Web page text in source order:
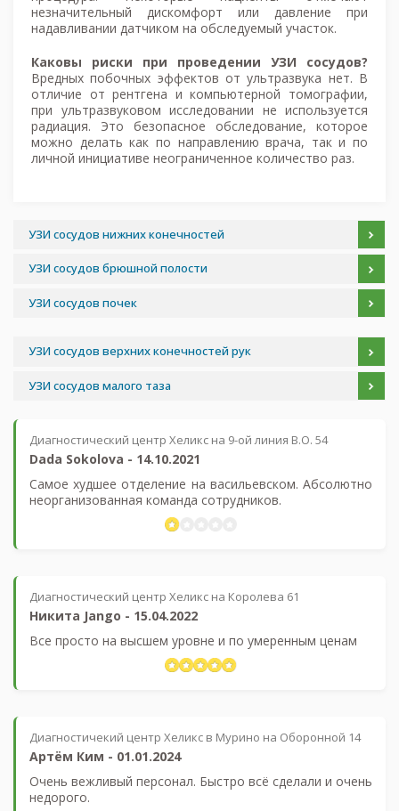
незначительный дискомфорт или давление при
надавливании датчиком на обследуемый участок.
Каковы риски при проведении УЗИ сосудов?
Вредных побочных эффектов от ультразвука нет. В
отличие от рентгена и компьютерной томографии,
при ультразвуковом исследовании не используется
радиация. Это безопасное обследование, которое
можно делать как по направлению врача, так и по
личной инициативе неограниченное количество раз.
УЗИ сосудов нижних конечностей
УЗИ сосудов брюшной полости
УЗИ сосудов почек
УЗИ сосудов верхних конечностей рук
УЗИ сосудов малого таза
Диагностический центр Хеликс на 9-ой линия В.О. 54
Dada Sokolova - 14.10.2021
Самое худшее отделение на васильевском. Абсолютно
неорганизованная команда сотрудников.
Диагностический центр Хеликс на Королева 61
Никита Jango - 15.04.2022
Все просто на высшем уровне и по умеренным ценам
Диагностичекий центр Хеликс в Мурино на Оборонной 14
Артём Ким - 01.01.2024
Очень вежливый персонал. Быстро всё сделали и очень
недорого.